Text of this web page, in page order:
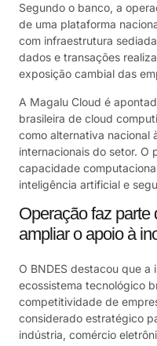
Segundo o banco, a
de uma plataforma
com infraestrutura
dados e transações
exposição cambial das
A Magalu Cloud é
brasileira de cloud
como alternativa nacional
internacionais do setor. O
capacidade
inteligência artificial e
Operação faz parte
ampliar o apoio à
O BNDES destacou que
ecossistema tecnológico
competitividade de
considerado estratégico
indústria, comércio